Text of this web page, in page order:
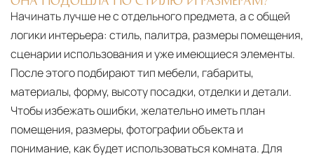
Начинать лучше не с отдельного предмета, а с общей
логики интерьера: стиль, палитра, размеры помещения,
сценарии использования и уже имеющиеся элементы.
После этого подбирают тип мебели, габариты,
материалы, форму, высоту посадки, отделки и детали.
Чтобы избежать ошибки, желательно иметь план
помещения, размеры, фотографии объекта и
понимание, как будет использоваться комната. Для